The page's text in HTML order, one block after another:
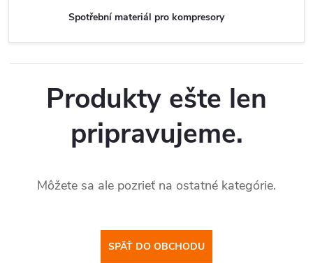
Spotřební materiál pro kompresory
Produkty ešte len
pripravujeme.
Môžete sa ale pozrieť na ostatné kategórie.
SPÄŤ DO OBCHODU